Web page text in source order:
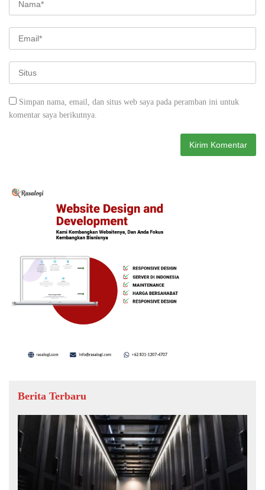
Simpan nama, email, dan situs web saya pada peramban ini untuk
komentar saya berikutnya.
Berita Terbaru